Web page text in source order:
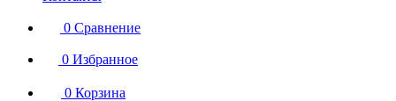
0 Сравнение
0 Избранное
0 Корзина